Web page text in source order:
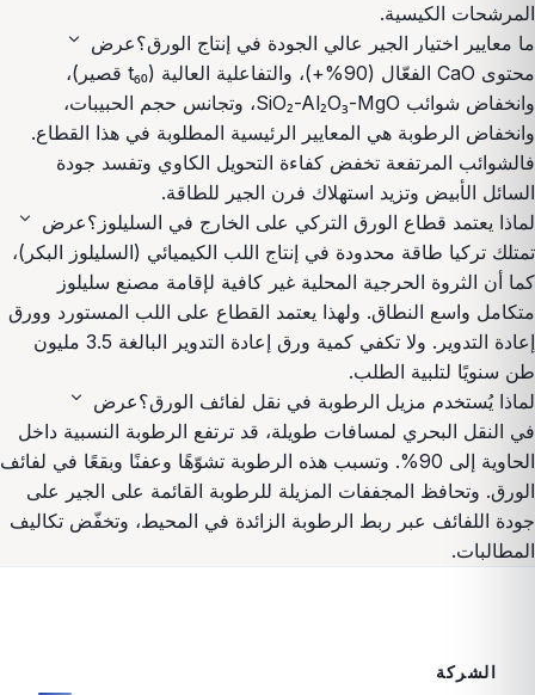
المرشحات الكيسية.
ما معايير اختيار الجير عالي الجودة في إنتاج الورق؟عرض expand_more
محتوى CaO الفعّال (90%+)، والتفاعلية العالية (t₆₀ قصير)،
وانخفاض شوائب SiO₂-Al₂O₃-MgO، وتجانس حجم الحبيبات،
وانخفاض الرطوبة هي المعايير الرئيسية المطلوبة في هذا القطاع.
فالشوائب المرتفعة تخفض كفاءة التحويل الكاوي وتفسد جودة
السائل الأبيض وتزيد استهلاك فرن الجير للطاقة.
لماذا يعتمد قطاع الورق التركي على الخارج في السليلوز؟عرض expand_more
تمتلك تركيا طاقة محدودة في إنتاج اللب الكيميائي (السليلوز البكر)،
كما أن الثروة الحرجية المحلية غير كافية لإقامة مصنع سليلوز
متكامل واسع النطاق. ولهذا يعتمد القطاع على اللب المستورد وورق
إعادة التدوير. ولا تكفي كمية ورق إعادة التدوير البالغة 3.5 مليون
طن سنويًا لتلبية الطلب.
لماذا يُستخدم مزيل الرطوبة في نقل لفائف الورق؟عرض expand_more
في النقل البحري لمسافات طويلة، قد ترتفع الرطوبة النسبية داخل
الحاوية إلى 90%. وتسبب هذه الرطوبة تشوّهًا وعفنًا وبقعًا في لفائف
الورق. وتحافظ المجففات المزيلة للرطوبة القائمة على الجير على
جودة اللفائف عبر ربط الرطوبة الزائدة في المحيط، وتخفّض تكاليف
المطالبات.
الشركة